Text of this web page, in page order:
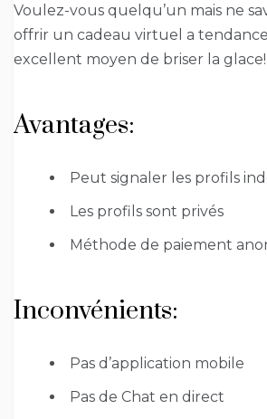
Voulez-vous quelqu’un mais ne
offrir un cadeau virtuel a
excellent moyen de briser la glace!
Avantages:
Peut signaler les profils
Les profils sont privés
Méthode de paiement
Inconvénients:
Pas d’application mobile
Pas de Chat en direct